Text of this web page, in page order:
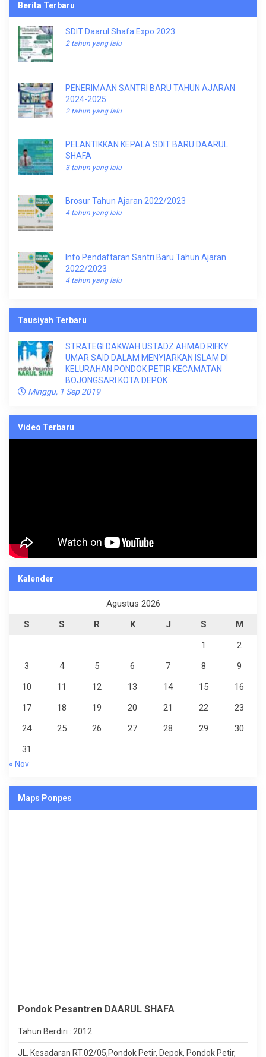
Berita Terbaru
SDIT Daarul Shafa Expo 2023
2 tahun yang lalu
PENERIMAAN SANTRI BARU TAHUN AJARAN
2024-2025
2 tahun yang lalu
PELANTIKKAN KEPALA SDIT BARU DAARUL
SHAFA
3 tahun yang lalu
Brosur Tahun Ajaran 2022/2023
4 tahun yang lalu
Info Pendaftaran Santri Baru Tahun Ajaran
2022/2023
4 tahun yang lalu
Tausiyah Terbaru
STRATEGI DAKWAH USTADZ AHMAD RIFKY
UMAR SAID DALAM MENYIARKAN ISLAM DI
KELURAHAN PONDOK PETIR KECAMATAN
BOJONGSARI KOTA DEPOK
Minggu, 1 Sep 2019
Video Terbaru
Kalender
Agustus 2026
S
S R K J S
M
1
2
3
4 5 6 7 8
9
10
11 12 13 14 15
16
17
18 19 20 21 22
23
24
25 26 27 28 29
30
31
« Nov
Maps Ponpes
Pondok Pesantren DAARUL SHAFA
Tahun Berdiri : 2012
JL. Kesadaran RT.02/05,Pondok Petir, Depok, Pondok Petir,